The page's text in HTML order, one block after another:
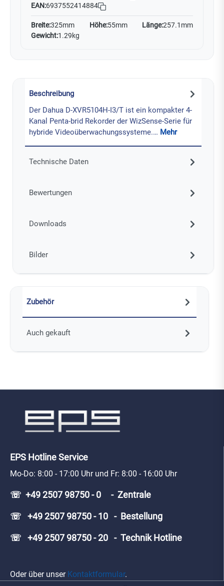
EAN:6937552414884
Breite:325mm Höhe:55mm Länge:257.1mm
Gewicht:1.29kg
Beschreibung
Der Dahua D-XVR5104H-I3/T ist ein kompakter 4-
Kanal Penta-brid Rekorder der WizSense-Serie für
hybride Videoüberwachungssysteme.… Mehr
Technische Daten
Bewertungen
Downloads
Bilder
Zubehör
Auch gekauft
EPS Hotline Service
Mo-Do: 8:00 - 17:00 Uhr und Fr: 8:00 - 16:00 Uhr
☏ +49 2507 98750 - 0 - Zentrale
☏ +49 2507 98750 - 10 - Bestellung
☏ +49 2507 98750 - 20 - Technik Hotline
Oder über unser Kontaktformular.